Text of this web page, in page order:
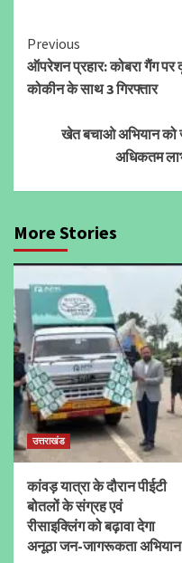
Continue
Reading
Previous
ऑपरेशन प्रहार: कोबरा गैंग पर
कोकीन के साथ 3 गिरफ्तार
खेत बचाओ अभियान को
अधिकतम
More Stories
उत्तराखंड
कांवड़ यात्रा के दौरान पीईटी
बोतलों के संग्रह एवं
रीसाइक्लिंग को बढ़ावा देगा
अनूठा जन-जागरूकता अभियान